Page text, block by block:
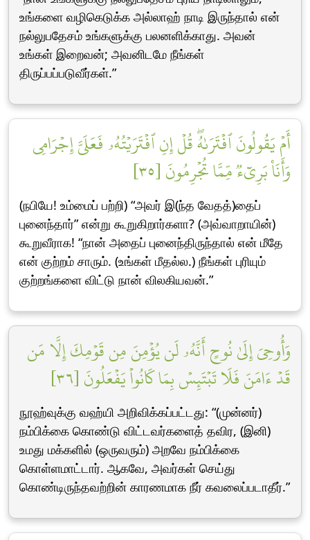
உங்களை வழிகெடுக்க அல்லாஹ் நாடி இருந்தால் என்
நல்லுபதேசம் உங்களுக்கு பலனளிக்காது. அவன்
உங்கள் இறைவன்; அவனிடமே நீங்கள்
திருப்பப்படுவீர்கள்.”
أَمۡ يَقُولُونَ ٱفۡتَرَىٰهُۖ قُلۡ إِنِ ٱفۡتَرَيۡتُهُۥ فَعَلَيَّ إِجۡرَامِي
وَأَنَا۠ بَرِيٓءٞ مِّمَّا تُجۡرِمُونَ [٣٥]
(நபியே! உம்மைப் பற்றி) “அவர் இ(ந்த வேதத்)தைப்
புனைந்தார்” என்று கூறுகிறார்களா? (அவ்வாறாயின்)
கூறுவீராக! “நான் அதைப் புனைந்திருந்தால் என் மீதே
என் குற்றம் சாரும். (உங்கள் மீதல்ல.) நீங்கள் புரியும்
குற்றங்களை விட்டு நான் விலகியவன்.”
وَأُوحِيَ إِلَىٰ نُوحٍ أَنَّهُۥ لَن يُؤۡمِنَ مِن قَوۡمِكَ إِلَّا مَن
قَدۡ ءَامَنَ فَلَا تَبۡتَئِسۡ بِمَا كَانُواْ يَفۡعَلُونَ [٣٦]
நூஹ்வுக்கு வஹ்யி அறிவிக்கப்பட்டது: “(முன்னர்)
நம்பிக்கை கொண்டு விட்டவர்களைத் தவிர, (இனி)
உமது மக்களில் (ஒருவரும்) அறவே நம்பிக்கை
கொள்ளமாட்டார். ஆகவே, அவர்கள் செய்து
கொண்டிருந்தவற்றின் காரணமாக நீர் கவலைப்படாதீர்.”